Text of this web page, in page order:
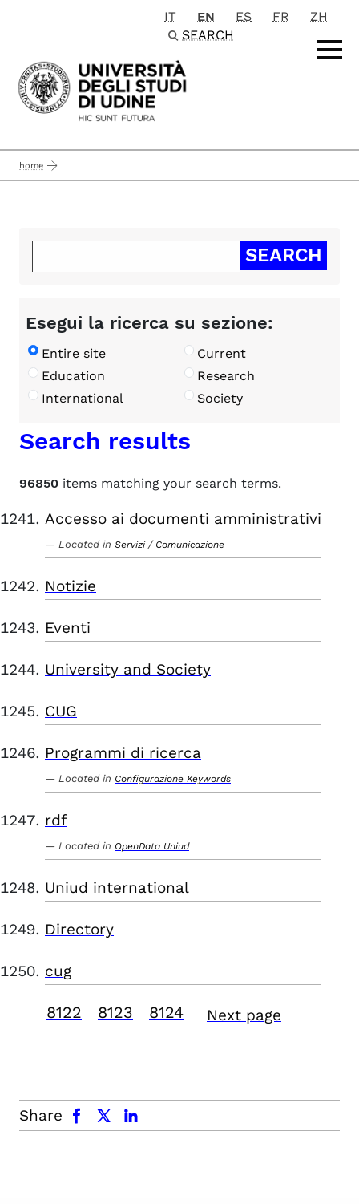
Passa al contenuto principale
IT EN ES FR
ZH
SEARCH
home
Esegui la ricerca su sezione:
Entire site
Current
Education
Research
International
Society
Search results
96850 items matching your search terms.
Accesso ai documenti amministrativi
Located in Servizi / Comunicazione
Notizie
Eventi
University and Society
CUG
Programmi di ricerca
Located in Configurazione Keywords
rdf
Located in OpenData Uniud
Uniud international
Directory
cug
8122 8123 8124 Next page
Share
facebook x.com linkedin